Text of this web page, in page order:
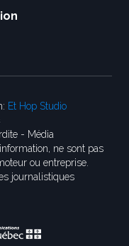
Et Hop Studio
- Média
ne sont pas
ou entreprise.
journalistiques